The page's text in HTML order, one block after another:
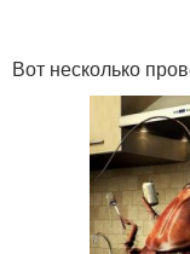
Вот несколько